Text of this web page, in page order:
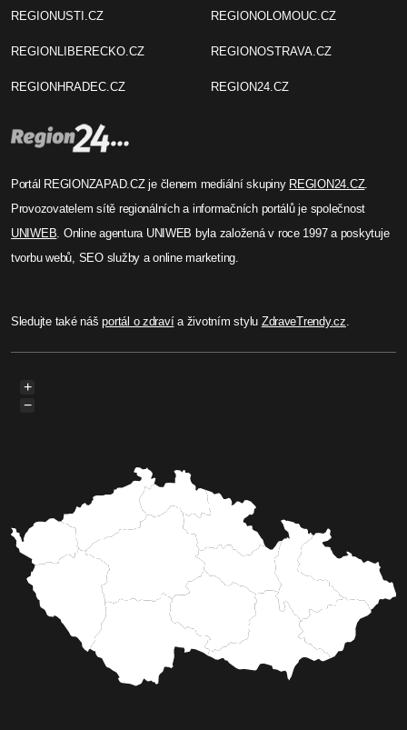
Před rokem 1 Editor
2005 – Cheb: Bez komentáře -
Otevírání hradu (TV Západ)
Před rokem 1 Editor
2005 – Sokolov: MDK chystá
spuštění letního kina (TV
Západ)